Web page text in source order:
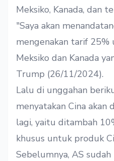
Meksiko, Kanada, dan
"Saya akan
mengenakan tarif
Meksiko dan Kanada
Trump (26/11/2024).
Lalu di unggahan
menyatakan Cina
lagi, yaitu ditambah
khusus untuk produk
Sebelumnya, AS